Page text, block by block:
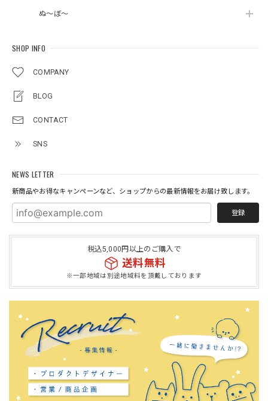
ぬ～ぼ～
SHOP INFO
COMPANY
BLOG
CONTACT
SNS
NEWS LETTER
新商品やお得なキャンペーンなど、ショップからの最新情報をお届け致します。
登録
税込5,000円以上のご購入で
送料無料
※一部地域は別途地域料を頂戴しております